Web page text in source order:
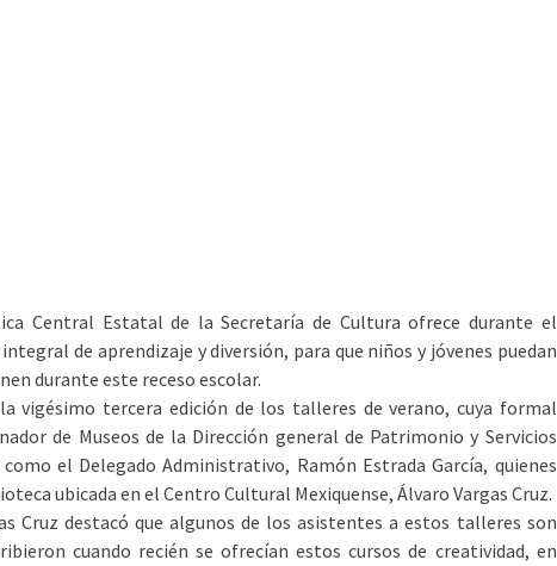
Central Estatal de la Secretaría de Cultura ofrece durante el
de aprendizaje y diversión, para que niños y jóvenes puedan
durante este receso escolar.
vigésimo tercera edición de los talleres de verano, cuya formal
de Museos de la Dirección general de Patrimonio y Servicios
el Delegado Administrativo, Ramón Estrada García, quienes
ubicada en el Centro Cultural Mexiquense, Álvaro Vargas Cruz.
Cruz destacó que algunos de los asistentes a estos talleres son
cuando recién se ofrecían estos cursos de creatividad, en